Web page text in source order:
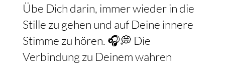
Übe Dich darin, immer wieder in die
Stille zu gehen und auf Deine innere
Stimme zu hören. 🎧💭 Die
Verbindung zu Deinem wahren